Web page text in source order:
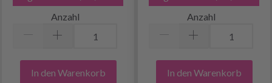
Anzahl
In den Warenkorb
Anzahl
In den Warenkorb